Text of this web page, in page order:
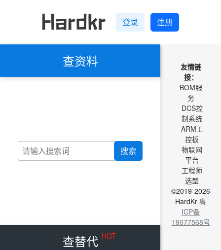
登录 注册
查资料
搜索
查替代 HOT
友情链
接：
BOM服
务
DCS控
制系统
ARM工
控板
物联网
平台
工程师
选型
©2019-2026
HardKr 粤
ICP备
19077568号